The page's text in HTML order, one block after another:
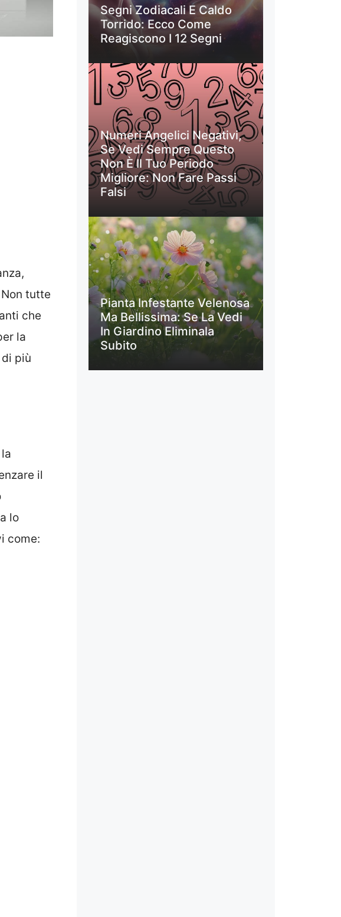
tutte
che
la
più
il
lo
come:
Segni Zodiacali E Caldo
Torrido: Ecco Come
Reagiscono I 12 Segni
Numeri Angelici Negativi,
Se Vedi Sempre Questo
Non È Il Tuo Periodo
Migliore: Non Fare Passi
Falsi
Pianta Infestante Velenosa
Ma Bellissima: Se La Vedi
In Giardino Eliminala
Subito